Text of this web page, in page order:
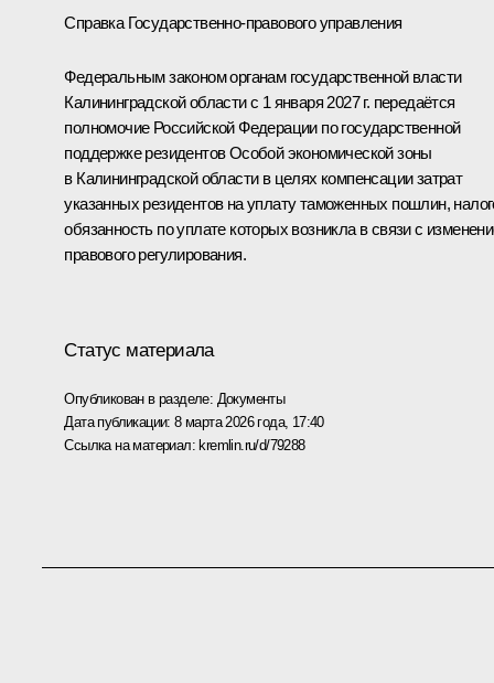
Справка Государственно-правового управления
Федеральным законом органам государственной власти
Калининградской области с 1 января 2027 г. передаётся
полномочие Российской Федерации по государственной
поддержке резидентов Особой экономической зоны
в Калининградской области в целях компенсации затрат
указанных резидентов на уплату таможенных пошлин,
обязанность по уплате которых возникла в связи с
правового регулирования.
Статус материала
Опубликован в разделе: Документы
Дата публикации:8 марта 2026 года, 17:40
Ссылка на материал: kremlin.ru/d/79288